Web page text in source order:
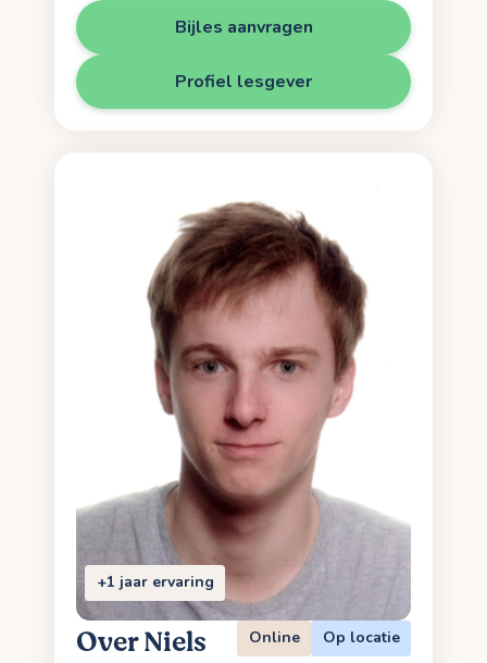
Bijles aanvragen
Profiel lesgever
+1 jaar ervaring
Over Niels Online Op locatie